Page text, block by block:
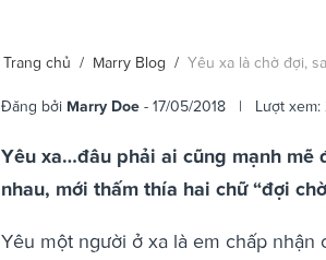
Trang chủ / Marry Blog / Yêu xa là chờ đợi,
Đăng bởi Marry Doe - 17/05/2018 | Lượt xem:
Yêu xa…đâu phải ai cũng mạnh mẽ
nhau, mới thấm thía hai chữ “đợi
Yêu một người ở xa là em chấp